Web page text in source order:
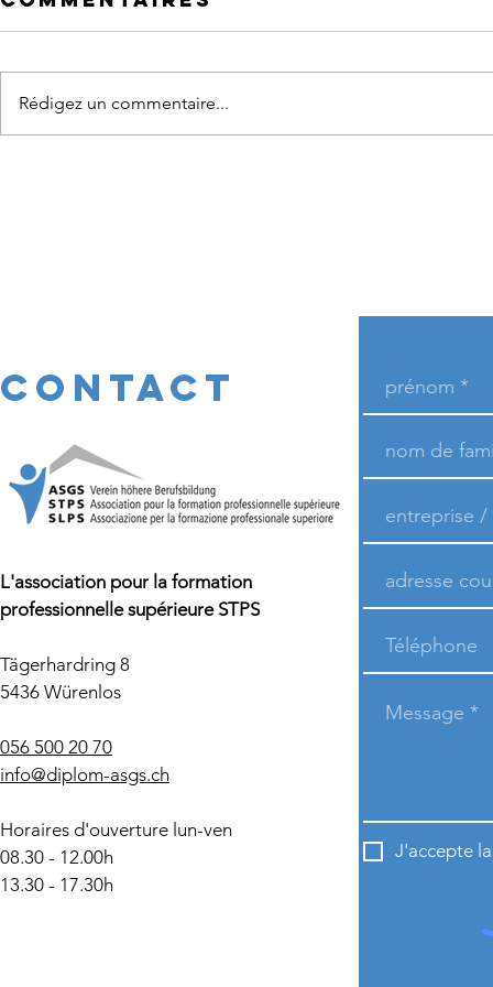
Rédigez un commentaire...
CONTACT
L'association pour la formation
professionnelle supérieure STPS
Tägerhardring 8
5436 Würenlos
056 500 20 70
info@diplom-asgs.ch
Horaires d'ouverture lun-ven
08.30 - 12.00h
13.30 - 17.30h
J'accepte